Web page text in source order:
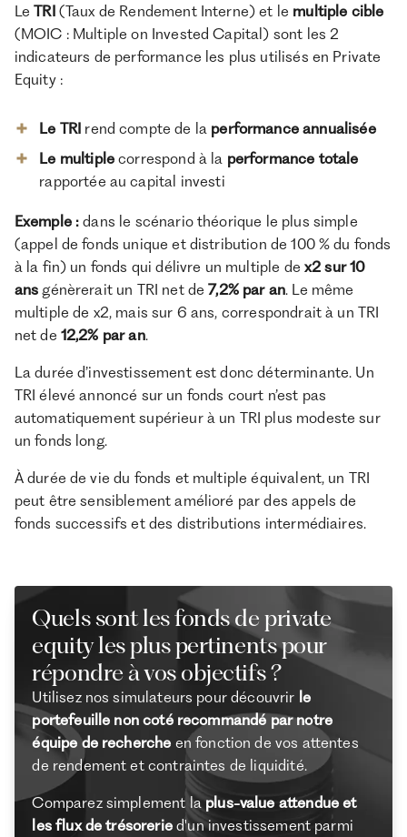
Liquidité
organisent des fenêtres trimestrielles avec
généralement un plafond de 5% de l’actif
netLorsque les demandes de rachat dépassent
ce plafond, elles peuvent être réduites ou
reportées, la liquidité trimestrielle n’est jamais
Dispositif
imposition (FCPR,FCPI,FIP,FPCI)Ils peuvent
revenu ou des exonérations d’impôts sur les plus-
valuesPour les entrepreneurs, l’
150-0 B ter permet de réduire la fiscalité sur les
ne doit pas occulter la stratégie du fonds, ainsi
que sa performance prévisionnelle ; les fonds
fiscaux les moins performants peuvent délivrer
des rendements négatifs, c’est-à-dire une perte
en capital pour l’investisseur
LeTRI (Taux de Rendement Interne) et le multiple cible
(MOIC : Multiple on Invested Capital) sont les 2
indicateurs de performance les plus utilisés en Private
Equity :
Le TRI rend compte de la performance annualisée
Le multiplecorrespond à la performance totale
rapportée au capital investi
Exemple :dans le scénario théorique le plus simple
(appel de fonds unique et distribution de 100 % du fonds
à la fin) un fonds qui délivre un multiple de x2 sur 10
ans génèrerait un TRI net de7,2% par an. Le même
multiple de x2, mais sur 6 ans, correspondrait à un TRI
net de 12,2% par an.
La durée d’investissement est donc déterminante. Un
TRI élevé annoncé sur un fonds court n’est pas
automatiquement supérieur à un TRI plus modeste sur
un fonds long.
À durée de vie du fonds et multiple équivalent, un TRI
peut être sensiblement amélioré par des appels de
fonds successifs et des distributions intermédiaires.
Quels sont les fonds de private
equity les plus pertinents pour
répondre à vos objectifs ?
Utilisez nos simulateurs pour découvrir le
portefeuille non coté recommandé par notre
équipe de recherche en fonction de vos attentes
de rendement et contraintes de liquidité.
Comparez simplement laplus-value attendue et
les flux de trésoreried'un investissement parmi